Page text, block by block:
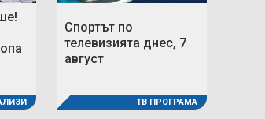
Спортът по
телевизията днес, 7
август
ТВ ПРОГРАМА